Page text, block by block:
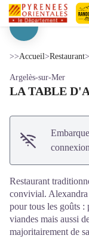
LA TABLE D'ALEX
>>Accueil>Restaurant>
Argelès-sur-Mer
LA TABLE
connexion
Restaurant
convivial. Alexandra
pour tous les goûts :
viandes mais aussi
majoritairement de